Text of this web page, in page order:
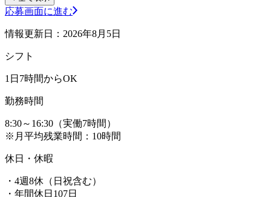
応募画面に進む
情報更新日：2026年8月5日
シフト
1日7時間からOK
勤務時間
8:30～16:30（実働7時間）
※月平均残業時間：10時間
休日・休暇
・4週8休（日祝含む）
・年間休日107日